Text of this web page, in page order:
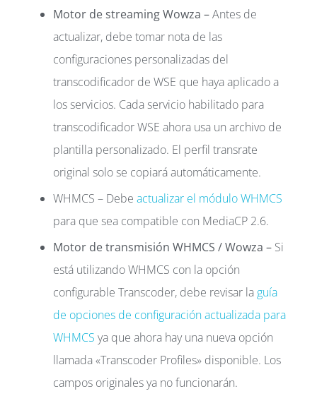
Motor de streaming Wowza –Antes de
actualizar, debe tomar nota de las
configuraciones personalizadas del
transcodificador de WSE que haya aplicado a
los servicios. Cada servicio habilitado para
transcodificador WSE ahora usa un archivo de
plantilla personalizado. El perfil transrate
original solo se copiará automáticamente.
WHMCS – Debe actualizar el módulo WHMCS
para que sea compatible con MediaCP 2.6.
Motor de transmisión WHMCS / Wowza – Si
está utilizando WHMCS con la opción
configurable Transcoder, debe revisar la guía
de opciones de configuración actualizada para
WHMCS ya que ahora hay una nueva opción
llamada «Transcoder Profiles» disponible. Los
campos originales ya no funcionarán.